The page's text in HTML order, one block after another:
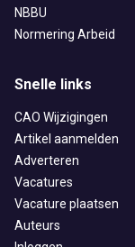
NBBU
Normering Arbeid
Snelle links
CAO Wijzigingen
Artikel aanmelden
Adverteren
Vacatures
Vacature plaatsen
Auteurs